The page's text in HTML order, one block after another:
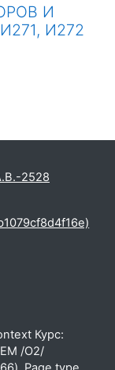
И
И272
2528
Курс:
/О2/